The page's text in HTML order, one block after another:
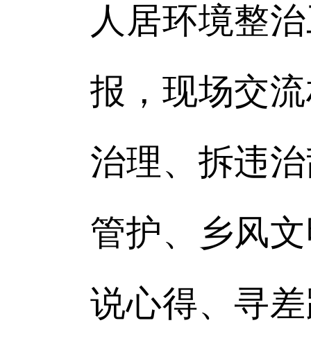
人居环境整
报，现场交
治理、拆违
管护、乡风
说心得、寻